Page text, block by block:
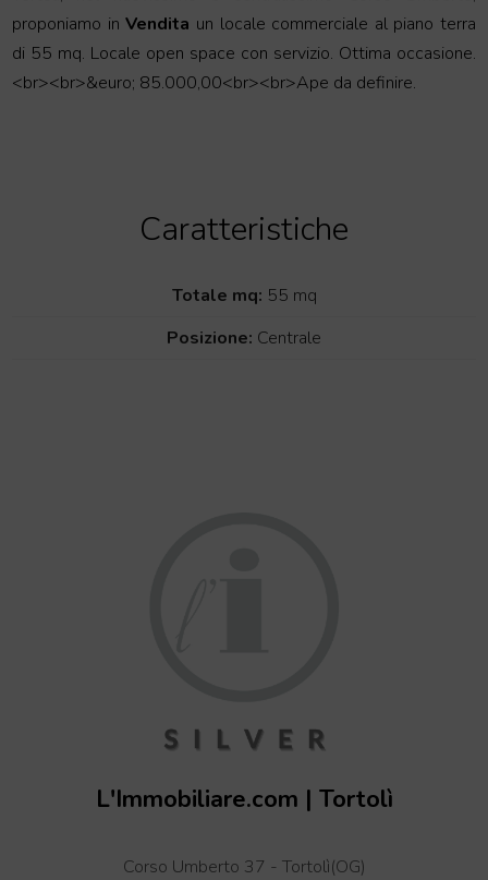
proponiamo in Vendita un locale commerciale al piano terra
di 55 mq. Locale open space con servizio. Ottima occasione.
<br><br>&euro; 85.000,00<br><br>Ape da definire.
Caratteristiche
Totale mq: 55 mq
Posizione: Centrale
L'Immobiliare.com | Tortolì
Corso Umberto 37 - Tortolì(OG)